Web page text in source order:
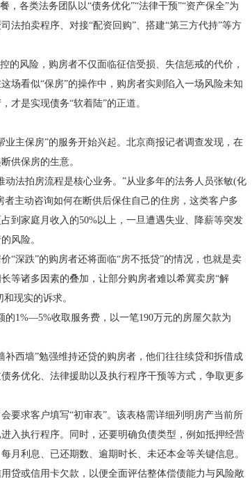
各类法务团队以“债务优化”“法律干预”“资产保全”为
法拍卖程序、对接“配资回购”、搭建“第三方代持”等方
风险，购房者不仅面临征信受损、失信惩戒的代价，
场看似“保房”的操作中，购房者实则陷入一场风险未知
才是实现债务“软着陆”的正道。
主保房”的服务开始兴起。北京商报记者调查发现，在
供保房的生意。
法拍房流程是核心业务。”从业多年的法务人员张敏(化
主动咨询如何在断供后保住自己的住房，这类客户多
到家庭月收入的50%以上，一旦遭遇失业、降薪等突发
风险。
跌”的购房者还将面临“房不抵贷”的情况，也就是卖
等诸多因素的叠加，让部分购房者难以希冀卖房“解
现实的诉求。
1%—5%收取服务费，以一笔190万元的房屋欠款为
西墙”勉强维持还贷的购房者，他们往往续贷和拆借成
务优化、法律援助以及执行程序干预等方式，争取更多
求客户填写“初审表”。该表格需详细列明房产当前所
入执行程序。同时，还要明确负债类型，例如抵押经营
月利息、已还期数、逾期时长、未还本金等关键信息。
贷或信用卡欠款，以便全面评估整体偿债能力与风险敞